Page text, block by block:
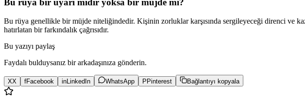
Bu rüya bir uyarı mıdır yoksa bir müjde mi?
Bu rüya genellikle bir müjde niteliğindedir. Kişinin zorluklar karşısında sergileyeceği direnci ve
hatırlatan bir farkındalık çağrısıdır.
Bu yazıyı paylaş
Faydalı bulduysanız bir arkadaşınıza gönderin.
XX fFacebook inLinkedIn WhatsApp PPinterest Bağlantıyı kopyala